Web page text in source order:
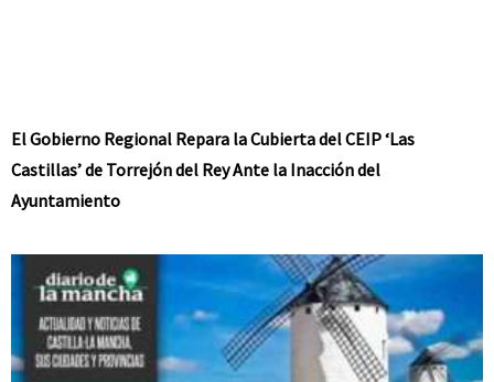
El Gobierno Regional Repara la Cubierta del CEIP ‘Las
Castillas’ de Torrejón del Rey Ante la Inacción del
Ayuntamiento